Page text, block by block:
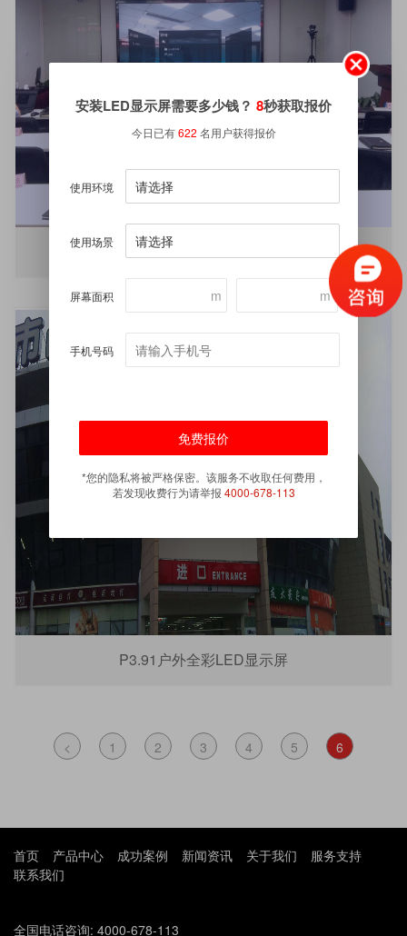
高清小间距LED显示屏
P3.91户外全彩LED显示屏
< 1 2 3 4 5 6
首页 产品中心 成功案例 新闻资讯 关于我们
服务支持
联系我们
全国电话咨询: 4000-678-113
安装LED显示屏需要多少钱？ 8秒获取报价
今日已有622 名用户获得报价
使用环境
使用场景
屏幕面积 m
m
手机号码
*您的隐私将被严格保密。该服务不收取任何费用，
若发现收费行为请举报 4000-678-113